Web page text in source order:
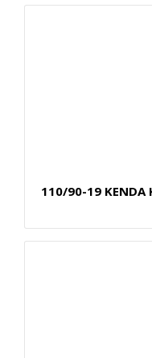
110/90-19 KENDA